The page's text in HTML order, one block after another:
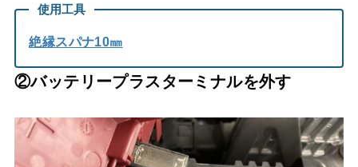
使用工具
絶縁スパナ10㎜
②バッテリープラスターミナルを外す